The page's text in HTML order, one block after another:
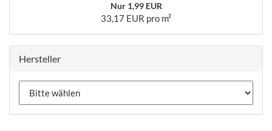
Nur 1,99 EUR
33,17 EUR pro m²
Hersteller